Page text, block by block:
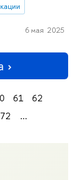
6 мая 2025
61
62
72
...